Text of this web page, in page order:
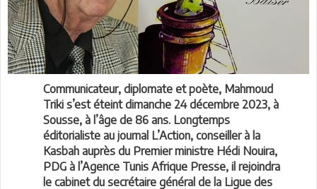
Communicateur, diplomate et poète, Mahmoud
Triki s’est éteint dimanche 24 décembre 2023, à
Sousse, à l’âge de 86 ans. Longtemps
éditorialiste au journal L’Action, conseiller à la
Kasbah auprès du Premier ministre Hédi Nouira,
PDG à l’Agence Tunis Afrique Presse, il rejoindra
le cabinet du secrétaire général de la Ligue des